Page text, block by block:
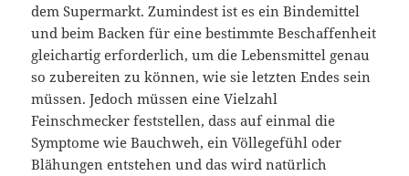
dem Supermarkt. Zumindest ist es ein Bindemittel
und beim Backen für eine bestimmte Beschaffenheit
gleichartig erforderlich, um die Lebensmittel genau
so zubereiten zu können, wie sie letzten Endes sein
müssen. Jedoch müssen eine Vielzahl
Feinschmecker feststellen, dass auf einmal die
Symptome wie Bauchweh, ein Völlegefühl oder
Blähungen entstehen und das wird natürlich